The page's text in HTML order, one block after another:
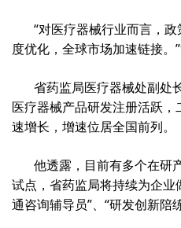
“对医疗器械行业而言，
度优化，全球市场加速链接。”
省药监局医疗器械处副处
医疗器械产品研发注册活跃
速增长，增速位居全国前列。
他透露，目前有多个在研
试点，省药监局将持续为企业
通咨询辅导员”、“研发创新陪